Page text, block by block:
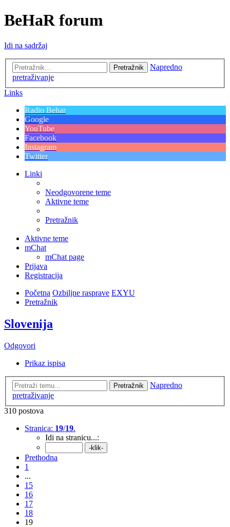
BeHaR forum
Idi na sadržaj
Pretražnik
Napredno
pretraživanje
Links
Radio Behar
Google
YouTube
Facebook
Instagram
Twitter
Linki
Neodgovorene teme
Aktivne teme
Pretražnik
Aktivne teme
mChat
mChat page
Prijava
Registracija
Početna Ozbiljne rasprave EXYU
Pretražnik
Slovenija
Odgovori
Prikaz ispisa
Pretražnik
Napredno
pretraživanje
310 postova
Stranica: 19/19.
Idi na stranicu...:
Prethodna
1
...
15
16
17
18
19